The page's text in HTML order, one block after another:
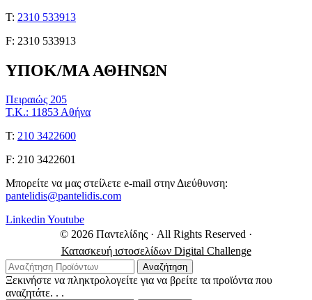
Τ: 2310 533913
F: 2310 533913
ΥΠΟΚ/ΜΑ ΑΘΗΝΩΝ
Πειραιώς 205
Τ.Κ.: 11853 Αθήνα
Τ: 210 3422600
F: 210 3422601
Μπορείτε να μας στείλετε e-mail στην Διεύθυνση:
pantelidis@pantelidis.com
LinkedinYoutube
© 2026 Παντελίδης · All Rights Reserved ·
Κατασκευή ιστοσελίδων Digital Challenge
Αναζήτηση
Ξεκινήστε να πληκτρολογείτε για να βρείτε τα προϊόντα που
αναζητάτε. . .